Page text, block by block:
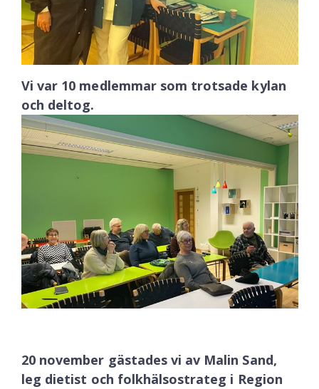
Vi var 10 medlemmar som trotsade kylan
och deltog.
20 november gästades vi av Malin Sand,
leg dietist och folkhälsostrateg i Region